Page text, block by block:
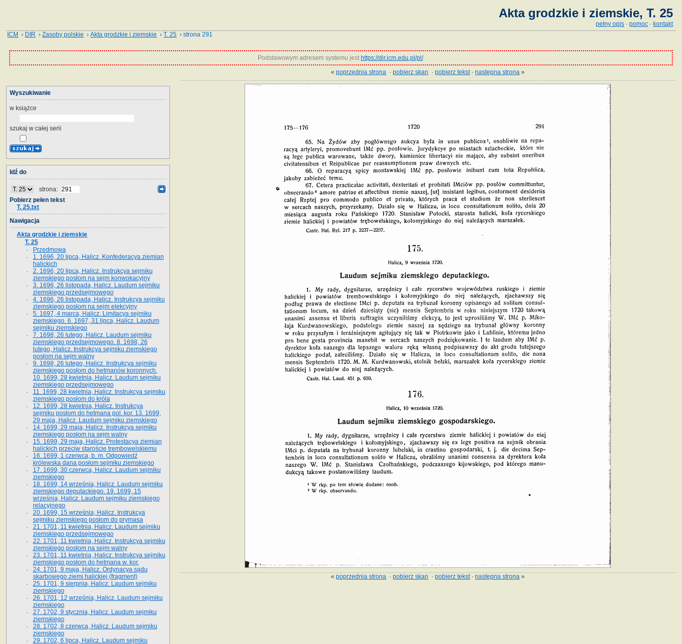
Akta grodzkie i ziemskie, T. 25
pełny opis · pomoc · kontakt
ICM › DIR ›Zasoby polskie ›Akta grodzkie i ziemskie ›T. 25 › strona 291
Podstawowym adresem systemu jest https://dir.icm.edu.pl/pl/.
«poprzednia strona ·pobierz skan ·pobierz tekst·następna strona »
«poprzednia strona ·pobierz skan ·pobierz tekst·następna strona »
Wyszukiwanie
w książce
szukaj w całej serii
Idź do
strona:
Pobierz pełen tekst
T. 25.txt
Nawigacja
Akta grodzkie i ziemskie
T. 25
Przedmowa
1. 1696, 20 lipca, Halicz. Konfederacya ziemian
halickich
2. 1696, 20 lipca, Halicz. Instrukcya sejmiku
ziemskiego posłom na sejm konwokacyjny
3. 1696, 26 listopada, Halicz. Laudum sejmiku
ziemskiego przedsejmowego
4. 1696, 26 listopada, Halicz. Instrukcya sejmiku
ziemskiego posłom na sejm elekcyjny
5. 1697, 4 marca, Halicz. Limitacya sejmiku
ziemskiego. 6. 1697, 31 lipca, Halicz. Laudum
sejmiku ziemskiego
7. 1698, 26 lutego, Halicz. Laudum sejmiku
ziemskiego przedsejmowego. 8. 1698, 26
lutego, Halicz. Instrukcya sejmiku ziemskiego
posłom na sejm walny
9. 1698, 26 lutego, Halicz. Instrukcya sejmiku
ziemskiego posłom do hetmanów koronnych.
10. 1699, 28 kwietnia, Halicz. Laudum sejmiku
ziemskiego przedsejmowego
11. 1699, 28 kwietnia, Halicz. Instrukcya sejmiku
ziemskiego posłom do króla
12. 1699, 28 kwietnia, Halicz. Instrukcya
sejmiku posłom do hetmana pol. kor. 13. 1699,
29 maja, Halicz. Laudum sejmiku ziemskiego
14. 1699, 29 maja, Halicz. Instrukcya sejmiku
ziemskiego posłom na sejm walny
15. 1699, 29 maja, Halicz. Protestacya ziemian
halickich przeciw staroście trembowelskiemu
16. 1699, 1 czerwca, b. m. Odpowiedź
królewska dana posłom sejmiku ziemskiego
17. 1699, 30 czerwca, Halicz. Laudum sejmiku
ziemskiego
18. 1699, 14 września, Halicz. Laudum sejmiku
ziemskiego deputackiego. 19. 1699, 15
września, Halicz. Laudum sejmiku ziemskiego
relacyjnego
20. 1699, 15 września, Halicz. Instrukcya
sejmiku ziemskiego posłom do prymasa
21. 1701, 11 kwietnia, Halicz. Laudum sejmiku
ziemskiego przedsejmowego
22. 1701, 11 kwietnia, Halicz. Instrukcya sejmiku
ziemskiego posłom na sejm walny
23. 1701, 11 kwietnia, Halicz. Instrukcya sejmiku
ziemskiego posłom do hetmana w. kor.
24. 1701, 9 maja, Halicz. Ordynacya sądu
skarbowego ziemi halickiej (fragment)
25. 1701, 9 sierpnia, Halicz. Laudum sejmiku
ziemskiego
26. 1701, 12 września, Halicz. Laudum sejmiku
ziemskiego
27. 1702, 9 stycznia, Halicz. Laudum sejmiku
ziemskiego
28. 1702, 8 czerwca, Halicz. Laudum sejmiku
ziemskiego
29. 1702, 6 lipca, Halicz. Laudum sejmiku